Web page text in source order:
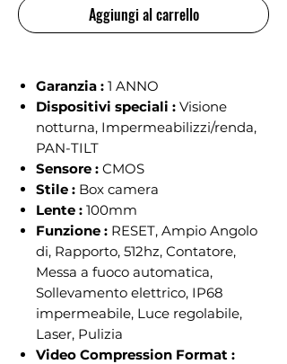
Aggiungi al carrello
Garanzia : 1 ANNO
Dispositivi speciali : Visione
notturna, Impermeabilizzi/renda,
PAN-TILT
Sensore : CMOS
Stile : Box camera
Lente : 100mm
Funzione : RESET, Ampio Angolo
di, Rapporto, 512hz, Contatore,
Messa a fuoco automatica,
Sollevamento elettrico, IP68
impermeabile, Luce regolabile,
Laser, Pulizia
Video Compression Format :